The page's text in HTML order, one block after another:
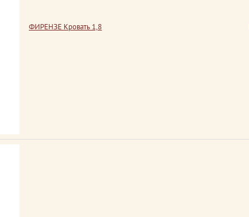
ФИРЕНЗЕ Кровать 1,8